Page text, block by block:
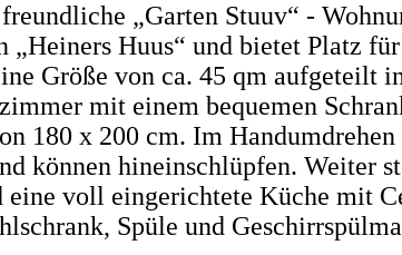
„Garten Stuuv“ -
„Heiners Huus“ und bietet Platz
Größe von ca. 45 qm aufgeteilt
mit einem bequemen
180 x 200 cm. Im
können hineinschlüpfen. Weiter
eine voll eingerichtete Küche mit
Spüle und